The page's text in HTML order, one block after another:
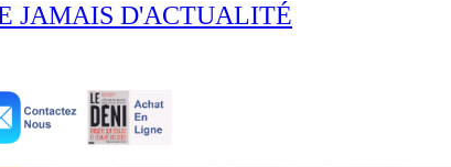
JAMAIS D'ACTUALITÉ